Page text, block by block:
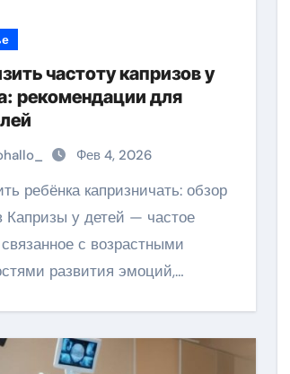
частоту капризов у
рекомендации для
Фев 4, 2026
Капризы у детей — частое
с возрастными
развития эмоций,…